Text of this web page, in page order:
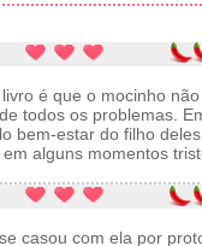
é que o mocinho
todos os problemas.
bem-estar do filho
alguns momentos
casou com ela por